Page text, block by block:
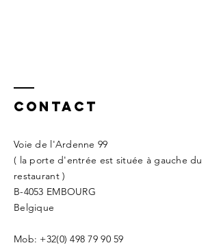
Contact
Voie de l'Ardenne 99
( la porte d'entrée est située à gauche du
restaurant )
B-4053 EMBOURG
Belgique
Mob: +32(0) 498 79 90 59